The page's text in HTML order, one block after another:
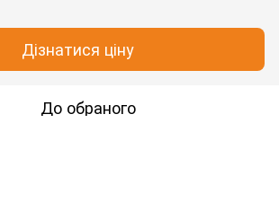
Дізнатися ціну
До обраного